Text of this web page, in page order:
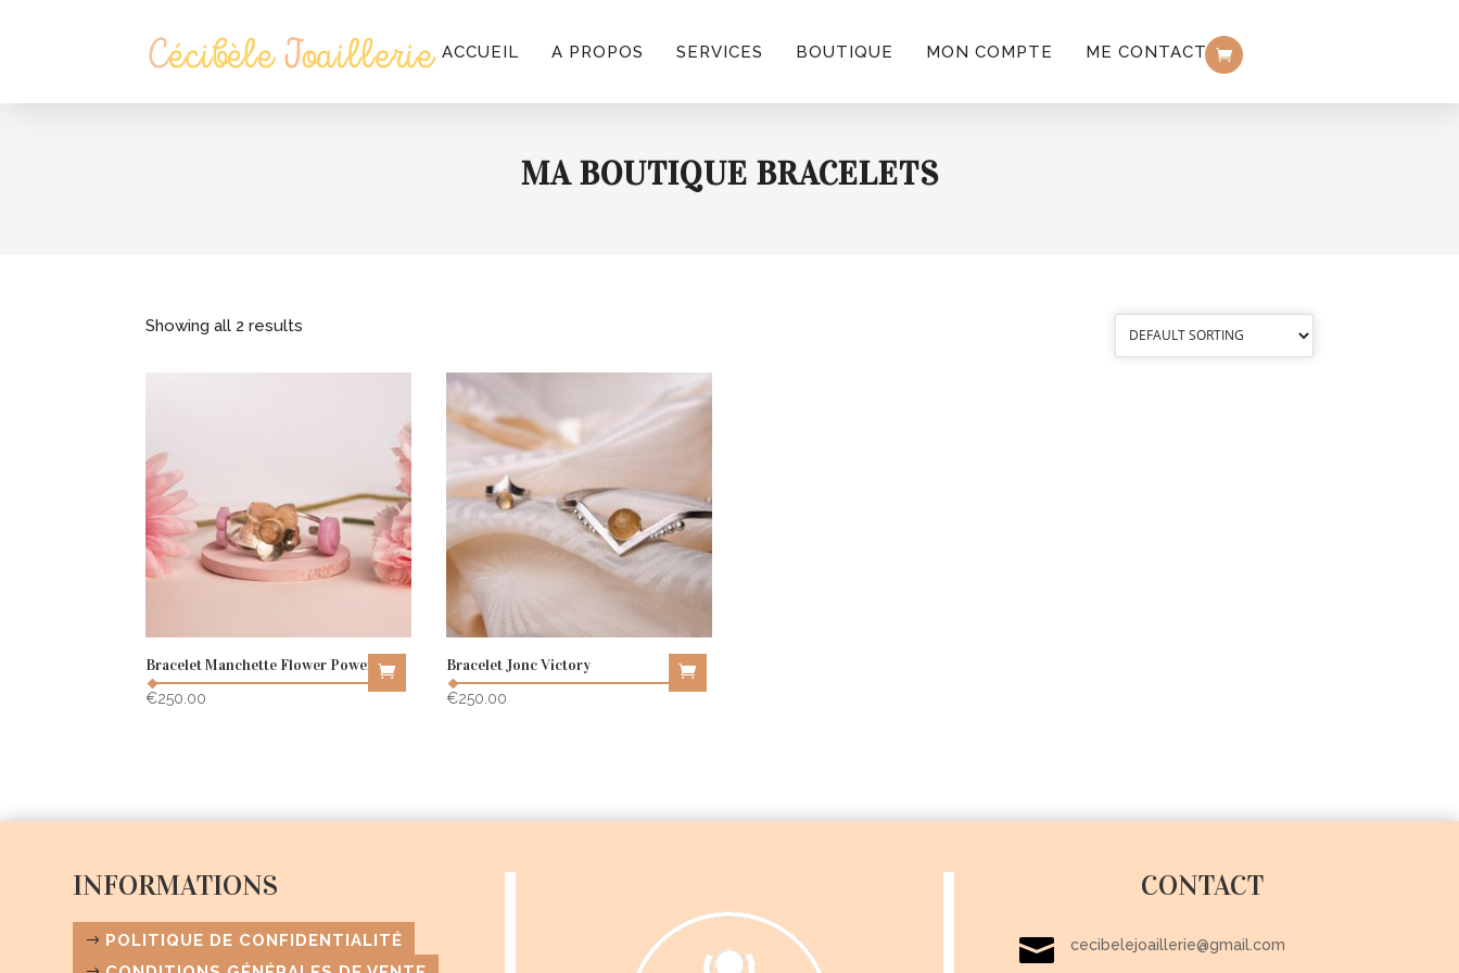
ACCUEIL A PROPOS SERVICES BOUTIQUE MON COMPTE ME CONTACTER
MA BOUTIQUE BRACELETS
Showing all 2 results
Bracelet Manchette Flower Power
€250.00
Bracelet Jonc Victory
€250.00
INFORMATIONS
POLITIQUE DE CONFIDENTIALITÉ
CONTACT
 cecibelejoaillerie@gmail.com